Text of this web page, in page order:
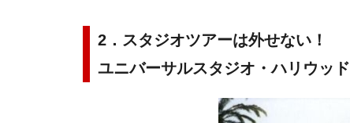
2．スタジオツアーは外せない！
ユニバーサルスタジオ・ハリウッド